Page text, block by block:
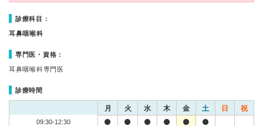
診療科目：
耳鼻咽喉科
専門医・資格：
耳鼻咽喉科専門医
診療時間
月 火 水 木 金 土 日 祝
09:30-12:30